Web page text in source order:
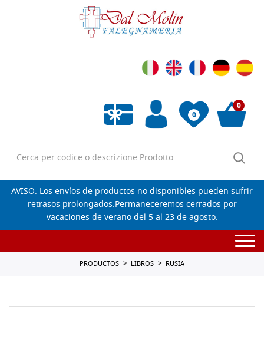
0
Lista de deseos vacía
0
AVISO: Los envíos de productos no disponibles pueden sufrir
retrasos prolongados.Permaneceremos cerrados por
vacaciones de verano del 5 al 23 de agosto.
PRODUCTOS LIBROS RUSIA